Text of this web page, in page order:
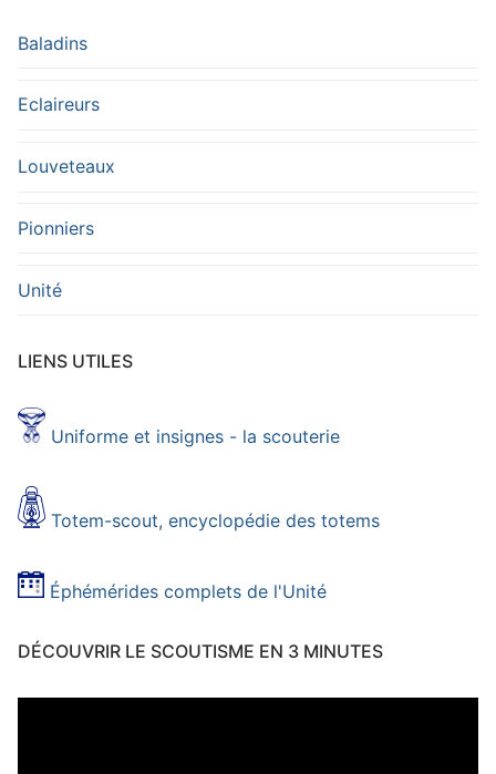
Baladins
Eclaireurs
Louveteaux
Pionniers
Unité
LIENS UTILES
Uniforme et insignes - la scouterie
Totem-scout, encyclopédie des totems
Éphémérides complets de l'Unité
DÉCOUVRIR LE SCOUTISME EN 3 MINUTES